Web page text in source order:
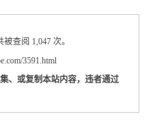
查阅 1,047 次。
3591.html
、或复制本站内容，违者通过